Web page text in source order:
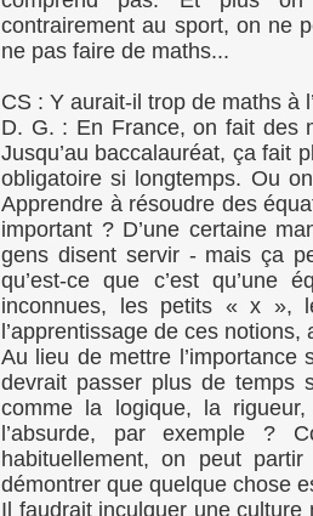
contrairement au sport, on ne
ne pas faire de maths...
CS : Y aurait-il trop de maths à
D. G. : En France, on fait des
Jusqu’au baccalauréat, ça fait
obligatoire si longtemps. Ou
Apprendre à résoudre des
important ? D’une certaine
gens disent servir - mais ça
qu’est-ce que c’est qu’une
inconnues, les petits « x
l’apprentissage de ces
Au lieu de mettre l’importance
devrait passer plus de temps
comme la logique, la rigueur,
l’absurde, par exemple ?
habituellement, on peut
démontrer que quelque chose
Il faudrait inculquer une